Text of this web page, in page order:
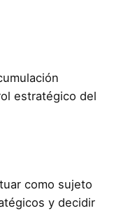
estratégico del
como sujeto
y decidir